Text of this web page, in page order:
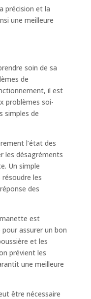
précision et la
une meilleure
soin de sa
de
il est
problèmes soi-
simples de
l’état des
les désagréments
Un simple
les
des
est
assurer un bon
et les
prévient les
une meilleure
être nécessaire